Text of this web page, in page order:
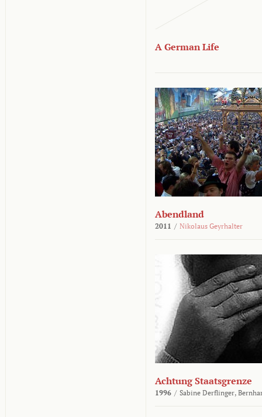
A German Life
Abendland
2011 / Nikolaus Geyrhalter
Achtung Staatsgrenze
1996 / Sabine Derflinger,